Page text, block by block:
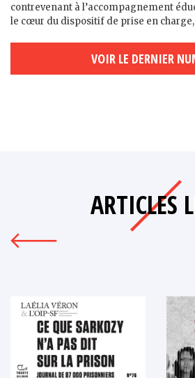
contrevenant à l’accompagnement
le cœur du dispositif de prise en charge,
VOIR LE DERNIER
ARTICLES